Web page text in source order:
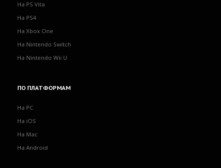
На PS Vita
На PS4
На Xbox One
На Nintendo Switch
На Nintendo Wii U
ПО ПЛАТФОРМАМ
На PC
На iOS
На Mac
На Android